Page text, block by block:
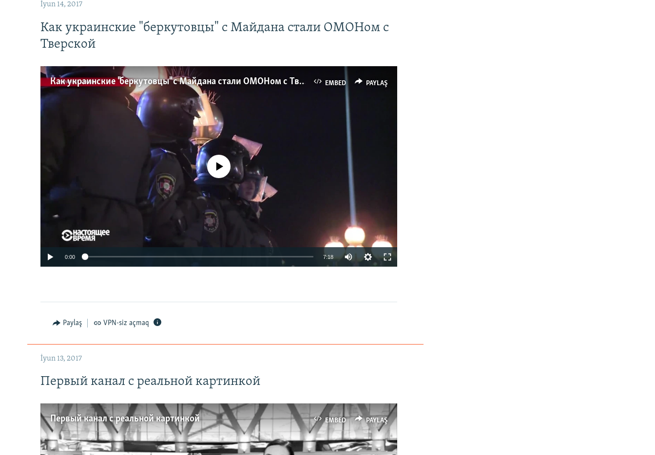
İyun 14, 2017
Как украинские "беркутовцы" с Майдана стали ОМОНом с
Тверской
EMBED PAYLAŞ
Как украинские "беркутовцы" с Майдана стали ОМОНом с Тверской
No media source currently available
0:00 7:18
Paylaş VPN-siz açmaq
İyun 13, 2017
Первый канал с реальной картинкой
EMBED PAYLAŞ
Первый канал с реальной картинкой